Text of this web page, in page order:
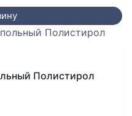
Полистирол